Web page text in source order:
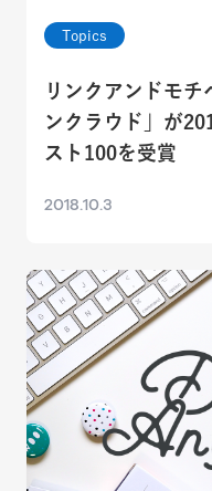
Topics
リンクアンドモチ
ンクラウド」が
スト100を受賞
2018.10.3